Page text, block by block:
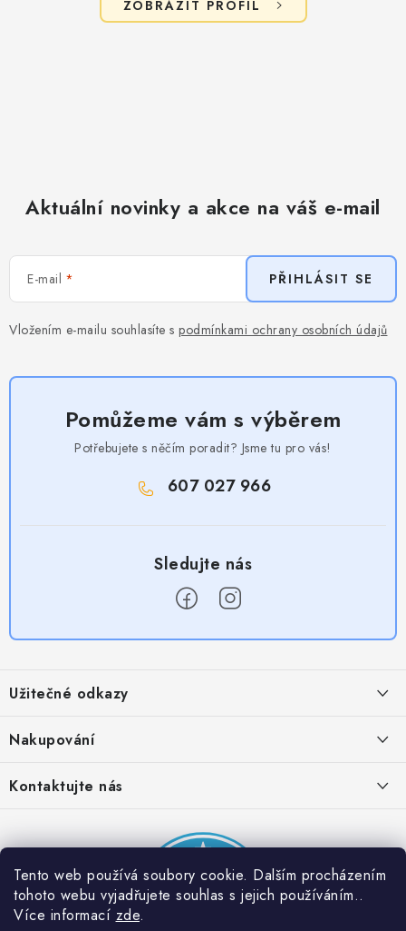
Tento web používá soubory cookie. Dalším procházením
tohoto webu vyjadřujete souhlas s jejich používáním..
Více informací zde.
ZOBRAZIT PROFIL
Aktuální novinky a akce na váš e-mail
E-mail
Vložením e-mailu souhlasíte s podmínkami ochrany osobních údajů
PŘIHLÁSIT SE
Pomůžeme vám s výběrem
Potřebujete s něčím poradit? Jsme tu pro vás!
607 027 966
p
a
Užitečné odkazy
Provizní systém
Partner stránek: Super plecháček
Nakupování
Podmínky akce 2 + 1 zdarma
Kontaktujte nás